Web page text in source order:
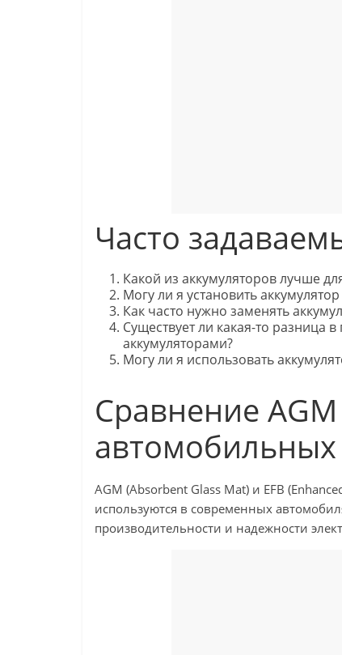
Часто
Какой из аккумуляторов лучше
Могу ли я установить
Как часто нужно заменять
Существует ли какая-то разница
аккумуляторами?
Могу ли я использовать
Сравнение AGM
автомобильных
AGM (Absorbent Glass Mat) и EFB
используются в современных
производительности и надежности